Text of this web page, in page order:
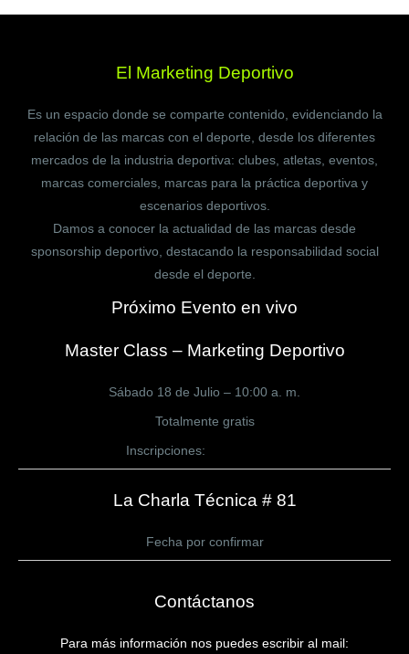
El Marketing Deportivo
Es un espacio donde se comparte contenido, evidenciando la
relación de las marcas con el deporte, desde los diferentes
mercados de la industria deportiva: clubes, atletas, eventos,
marcas comerciales, marcas para la práctica deportiva y
escenarios deportivos.
Damos a conocer la actualidad de las marcas desde
sponsorship deportivo, destacando la responsabilidad social
desde el deporte.
Próximo Evento en vivo
Master Class – Marketing Deportivo
Sábado 18 de Julio – 10:00 a. m.
Totalmente gratis
Inscripciones:
La Charla Técnica # 81
Fecha por confirmar
Contáctanos
Para más información nos puedes escribir al mail: